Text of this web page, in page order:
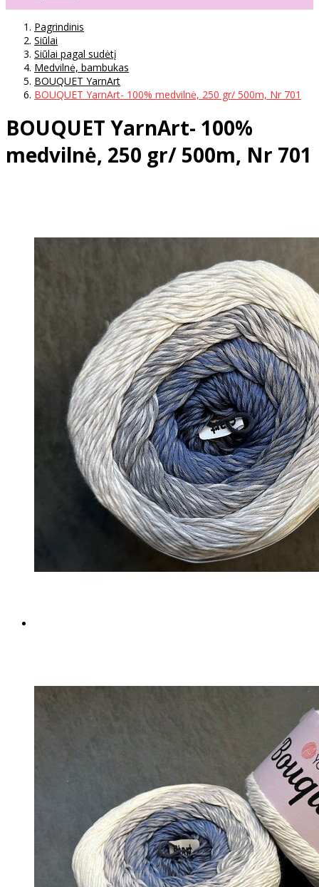
Pagrindinis
Siūlai
Siūlai pagal sudėtį
Medvilnė, bambukas
BOUQUET YarnArt
BOUQUET YarnArt- 100% medvilnė, 250 gr/ 500m, Nr 701
BOUQUET YarnArt- 100%
medvilnė, 250 gr/ 500m, Nr 701